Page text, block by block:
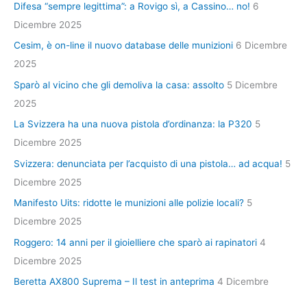
Difesa “sempre legittima”: a Rovigo sì, a Cassino… no! 6
Dicembre 2025
Cesim, è on-line il nuovo database delle munizioni 6 Dicembre
2025
Sparò al vicino che gli demoliva la casa: assolto 5 Dicembre
2025
La Svizzera ha una nuova pistola d’ordinanza: la P320 5
Dicembre 2025
Svizzera: denunciata per l’acquisto di una pistola… ad acqua! 5
Dicembre 2025
Manifesto Uits: ridotte le munizioni alle polizie locali? 5
Dicembre 2025
Roggero: 14 anni per il gioielliere che sparò ai rapinatori 4
Dicembre 2025
Beretta AX800 Suprema – Il test in anteprima 4 Dicembre